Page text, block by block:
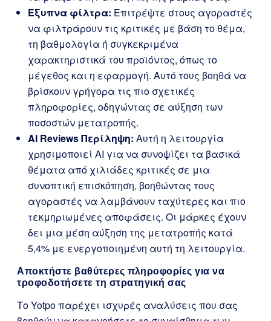
Έξυπνα φίλτρα: Επιτρέψτε στους αγοραστές
να φιλτράρουν τις κριτικές με βάση το θέμα,
τη βαθμολογία ή συγκεκριμένα
χαρακτηριστικά του προϊόντος, όπως το
μέγεθος και η εφαρμογή. Αυτό τους βοηθά να
βρίσκουν γρήγορα τις πιο σχετικές
πληροφορίες, οδηγώντας σε αύξηση των
ποσοστών μετατροπής.
AI Reviews Περίληψη: Αυτή η λειτουργία
χρησιμοποιεί AI για να συνοψίζει τα βασικά
θέματα από χιλιάδες κριτικές σε μια
συνοπτική επισκόπηση, βοηθώντας τους
αγοραστές να λαμβάνουν ταχύτερες και πιο
τεκμηριωμένες αποφάσεις. Οι μάρκες έχουν
δει μια μέση αύξηση της μετατροπής κατά
5,4% με ενεργοποιημένη αυτή τη λειτουργία.
Αποκτήστε βαθύτερες πληροφορίες για να
τροφοδοτήσετε τη στρατηγική σας
Το Yotpo παρέχει ισχυρές αναλύσεις που σας